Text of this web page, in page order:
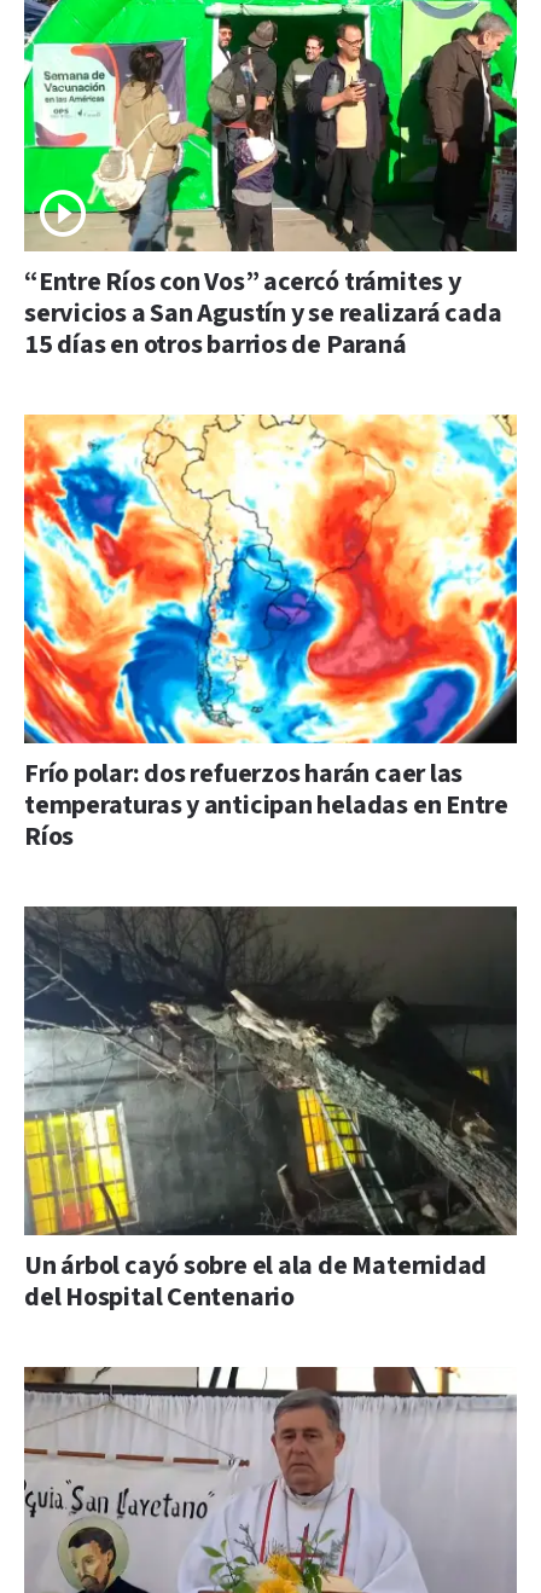
“Entre Ríos con Vos” acercó trámites y
servicios a San Agustín y se realizará cada
15 días en otros barrios de Paraná
Frío polar: dos refuerzos harán caer las
temperaturas y anticipan heladas en Entre
Ríos
Un árbol cayó sobre el ala de Maternidad
del Hospital Centenario